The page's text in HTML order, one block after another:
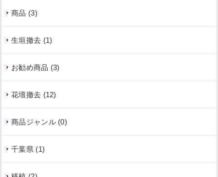
商品 (3)
生垣撤去 (1)
お勧め商品 (3)
花壇撤去 (12)
商品ジャンル (0)
千葉県 (1)